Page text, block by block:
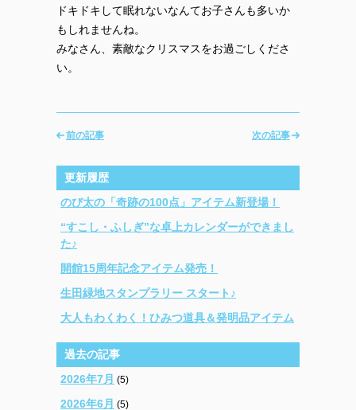
ドキドキして眠れないなんてお子さんも多いか
もしれませんね。
みなさん、素敵なクリスマスをお過ごしくださ
い。
次の記事
前の記事
更新履歴
のび太の「奇跡の100点」アイテム新登場！
“すこし・ふしぎ”な卓上カレンダーができまし
た♪
開館15周年記念アイテム発売！
生田緑地スタンプラリー スタート♪
大人もわくわく！ひみつ道具＆発明品アイテム
過去の記事
2026年7月 (5)
2026年6月 (5)